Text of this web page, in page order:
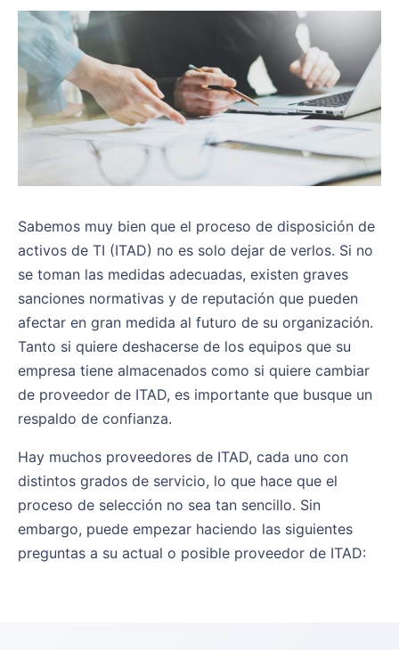
Sabemos muy bien que el proceso de disposición de
activos de TI (ITAD) no es solo dejar de verlos. Si no
se toman las medidas adecuadas, existen graves
sanciones normativas y de reputación que pueden
afectar en gran medida al futuro de su organización.
Tanto si quiere deshacerse de los equipos que su
empresa tiene almacenados como si quiere cambiar
de proveedor de ITAD, es importante que busque un
respaldo de confianza.
Hay muchos proveedores de ITAD, cada uno con
distintos grados de servicio, lo que hace que el
proceso de selección no sea tan sencillo. Sin
embargo, puede empezar haciendo las siguientes
preguntas a su actual o posible proveedor de ITAD: